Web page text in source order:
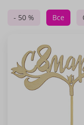
- 50 % Все